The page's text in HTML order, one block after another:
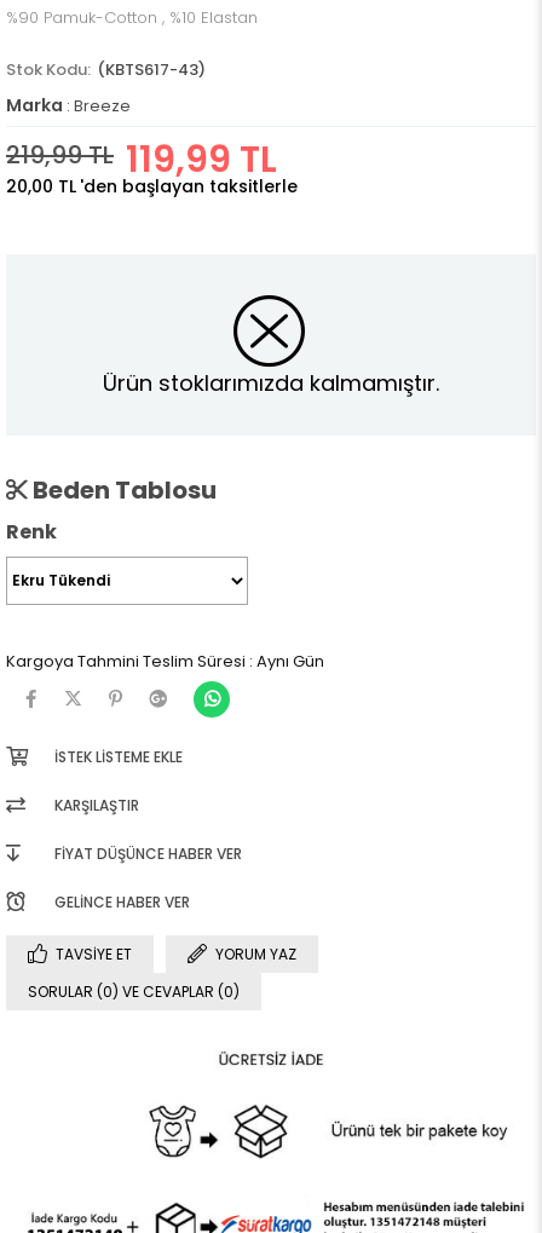
%90 Pamuk-Cotton , %10 Elastan
(KBTS617-43)
Marka : Breeze
219,99 TL 119,99 TL
20,00 TL 'den başlayan taksitlerle
Ürün stoklarımızda kalmamıştır.
Beden Tablosu
Renk
Kargoya Tahmini Teslim Süresi : Aynı Gün
İSTEK LISTEME EKLE
KARŞILAŞTIR
FIYAT DÜŞÜNCE HABER VER
GELINCE HABER VER
TAVSIYE ET
YORUM YAZ
SORULAR (0) VE CEVAPLAR (0)